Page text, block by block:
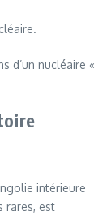
d’un nucléaire «
intérieure
rares, est